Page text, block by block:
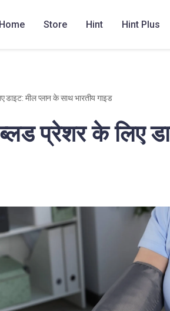
Home Store Hint Hint Plus
डाइट: मील प्लान के साथ भारतीय गाइड
ब्लड प्रेशर के लिए